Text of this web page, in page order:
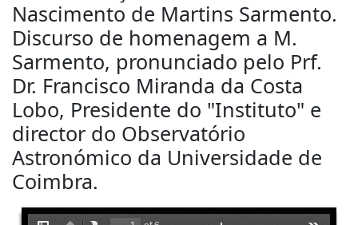
Nascimento de Martins Sarmento.
Discurso de homenagem a M.
Sarmento, pronunciado pelo Prf.
Dr. Francisco Miranda da Costa
Lobo, Presidente do "Instituto" e
director do Observatório
Astronómico da Universidade de
Coimbra.